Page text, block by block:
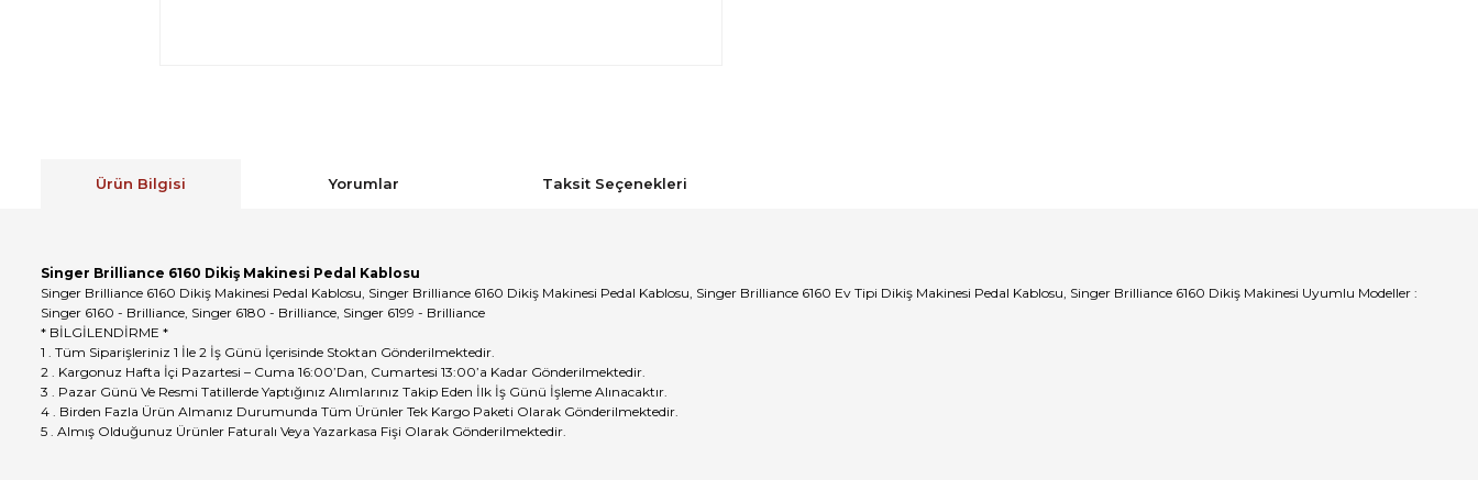
Ürün Bilgisi Yorumlar Taksit Seçenekleri
Singer Brilliance 6160 Dikiş Makinesi Pedal Kablosu
Singer Brilliance 6160 Dikiş Makinesi Pedal Kablosu, Singer Brilliance 6160 Dikiş Makinesi Pedal Kablosu, Singer Brilliance 6160 Ev Tipi Dikiş Makinesi Pedal Kablosu, Singer Brilliance 6160 Dikiş Makinesi Uyumlu Modeller :
Singer 6160 - Brilliance, Singer 6180 - Brilliance, Singer 6199 - Brilliance
* BİLGİLENDİRME *
1 . Tüm Siparişleriniz 1 İle 2 İş Günü İçerisinde Stoktan Gönderilmektedir.
2 . Kargonuz Hafta İçi Pazartesi – Cuma 16:00’Dan, Cumartesi 13:00’a Kadar Gönderilmektedir.
3 . Pazar Günü Ve Resmi Tatillerde Yaptığınız Alımlarınız Takip Eden İlk İş Günü İşleme Alınacaktır.
4 . Birden Fazla Ürün Almanız Durumunda Tüm Ürünler Tek Kargo Paketi Olarak Gönderilmektedir.
5 . Almış Olduğunuz Ürünler Faturalı Veya Yazarkasa Fişi Olarak Gönderilmektedir.